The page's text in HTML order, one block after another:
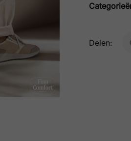
Delen: